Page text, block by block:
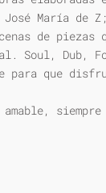
María de
de piezas
Soul, Dub,
para que
siempre